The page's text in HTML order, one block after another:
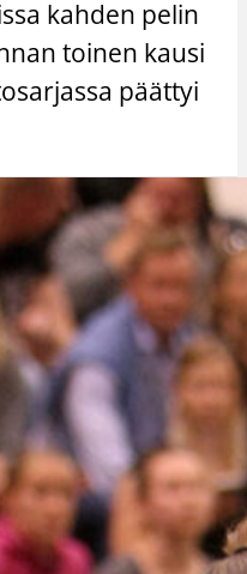
kahden pelin
toinen kausi
päättyi